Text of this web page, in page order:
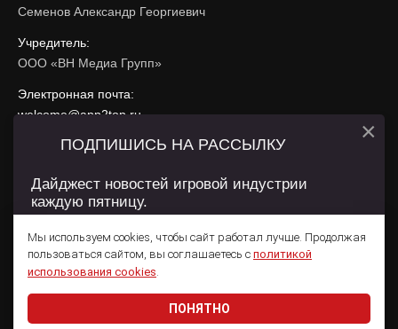
Семенов Александр Георгиевич
Учредитель:
ООО «ВН Медиа Групп»
Электронная почта:
welcome@app2top.ru
При использовании материалов активная ссылка на
Сайт использует IP адреса, cookie, данные геолокации
использования содержатся вПолитике конфиденциальностии
Пользовательском соглашении .
© 2011 — 2026 App2Top 16+
Мы используем cookies, чтобы сайт работал лучше. Продолжая
пользоваться сайтом, вы соглашаетесь с политикой
использования cookies.
ПОНЯТНО
ПОДПИШИСЬ НА РАССЫЛКУ
Дайджест новостей игровой индустрии
каждую пятницу.
Даю согласие на обработкуперсональных данных
×